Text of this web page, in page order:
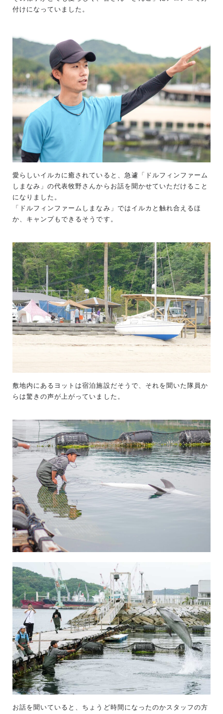
付けになっていました。
愛らしいイルカに癒されていると、急遽「ドルフィンファーム
しまなみ」の代表牧野さんからお話を聞かせていただけること
になりました。
「ドルフィンファームしまなみ」ではイルカと触れ合えるほ
か、キャンプもできるそうです。
敷地内にあるヨットは宿泊施設だそうで、それを聞いた隊員か
らは驚きの声が上がっていました。
お話を聞いていると、ちょうど時間になったのかスタッフの方